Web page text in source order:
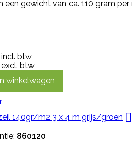
een gewicht van ca. 110 gram per
incl. btw
excl. btw
winkelwagen

860120